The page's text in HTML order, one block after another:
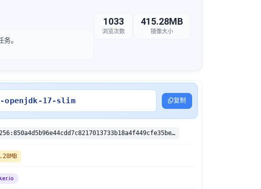
。
1033
浏览次数
415.28MB
镜像大小
openjdk-17-slim 复制
sha256:850a4d5b96e44cdd7c8217013733b18a4f449cfe35be341810d5e79588db32eb